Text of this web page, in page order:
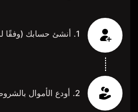
1. أنشئ حسابك (وفقًا لمعايير الأهلية)
2. أودع الأموال بالشروط التي تناسبك